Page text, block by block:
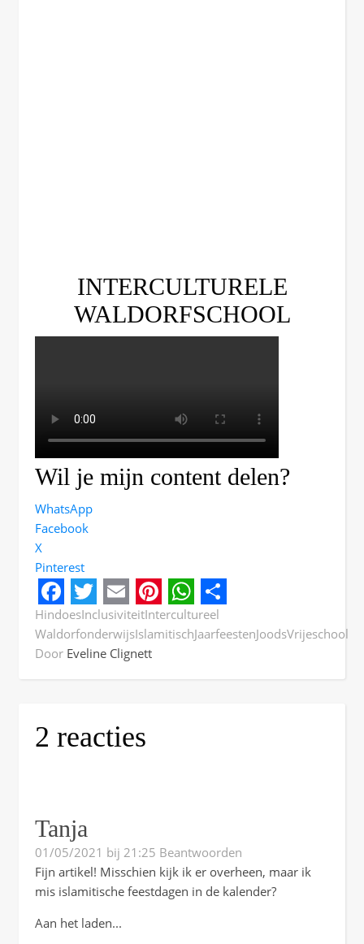
INTERCULTURELE
WALDORFSCHOOL
Wil je mijn content delen?
WhatsApp
Facebook
X
Pinterest
Facebook
Twitter
EmailPinterest
WhatsApp
Share
HindoesInclusiviteitIntercultureel
WaldorfonderwijsIslamitischJaarfeestenJoodsVrijeschool
Door Eveline Clignett
2 reacties
Tanja
01/05/2021 bij 21:25 Beantwoorden
Fijn artikel! Misschien kijk ik er overheen, maar ik
mis islamitische feestdagen in de kalender?
Aan het laden...